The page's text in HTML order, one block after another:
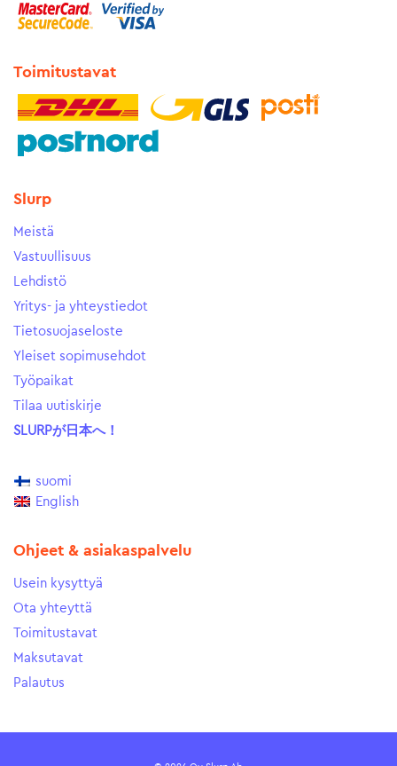
Toimitustavat
Slurp
Meistä
Vastuullisuus
Lehdistö
Yritys- ja yhteystiedot
Tietosuojaseloste
Yleiset sopimusehdot
Työpaikat
Tilaa uutiskirje
SLURPが日本へ！
suomi
English
Ohjeet & asiakaspalvelu
Usein kysyttyä
Ota yhteyttä
Toimitustavat
Maksutavat
Palautus